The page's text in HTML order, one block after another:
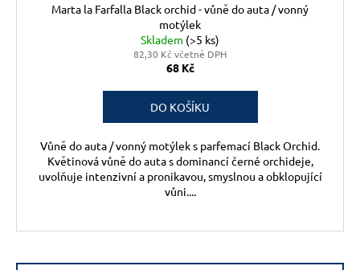
Marta la Farfalla Black orchid - vůně do auta / vonný
motýlek
Skladem (>5 ks)
82,30 Kč včetně DPH
68 Kč
DO KOŠÍKU
Vůně do auta / vonný motýlek s parfemací Black Orchid.
Květinová vůně do auta s dominancí černé orchideje,
uvolňuje intenzivní a pronikavou, smyslnou a obklopující
vůni....